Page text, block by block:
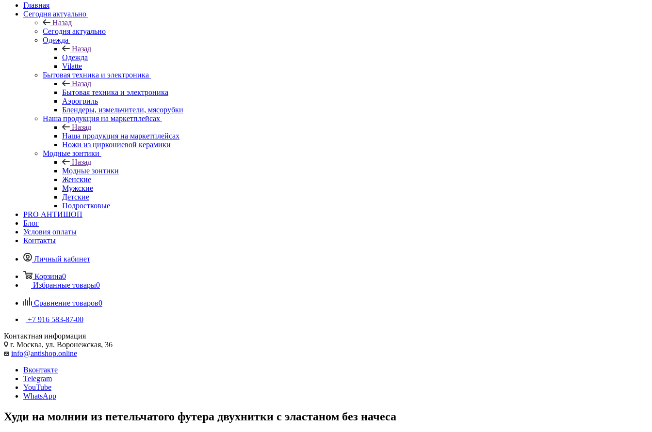
Главная
Сегодня актуально
Назад
Сегодня актуально
Одежда
Назад
Одежда
Vilatte
Бытовая техника и электроника
Назад
Бытовая техника и электроника
Аэрогриль
Блендеры, измельчители, мясорубки
Наша продукция на маркетплейсах
Назад
Наша продукция на маркетплейсах
Ножи из циркониевой керамики
Модные зонтики
Назад
Модные зонтики
Женские
Мужские
Детские
Подростковые
PRO АНТИШОП
Блог
Условия оплаты
Контакты
Личный кабинет
Корзина0
Избранные товары0
Сравнение товаров0
+7 916 583-87-00
Контактная информация
г. Москва, ул. Воронежская, 36
info@antishop.online
Вконтакте
Telegram
YouTube
WhatsApp
Худи на молнии из петельчатого футера двухнитки с эластаном без начеса